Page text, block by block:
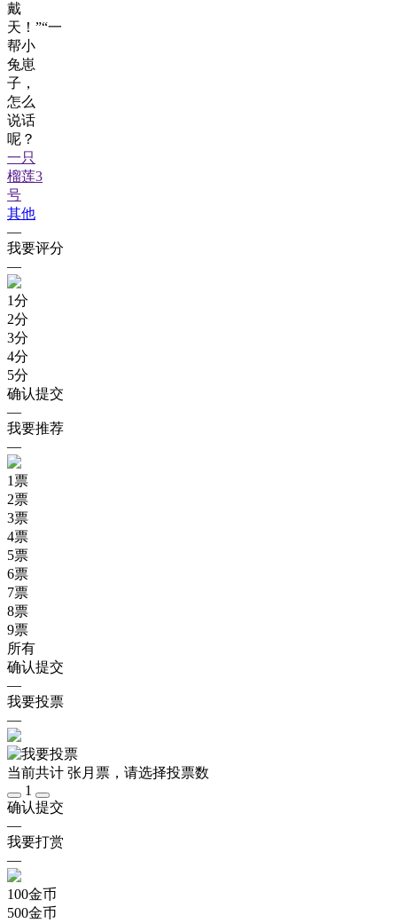
戴
天！”“一
帮小
兔崽
子，
怎么
说话
呢？
一只
榴莲3
号
其他
—
我要评分
—
1分
2分
3分
4分
5分
确认提交
—
我要推荐
—
1票
2票
3票
4票
5票
6票
7票
8票
9票
所有
确认提交
—
我要投票
—
当前共计 张月票，请选择投票数
1
确认提交
—
我要打赏
—
100金币
500金币